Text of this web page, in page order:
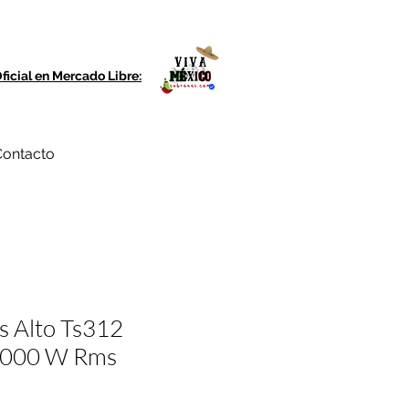
en Mercado Libre:
Alto Ts312
W Rms